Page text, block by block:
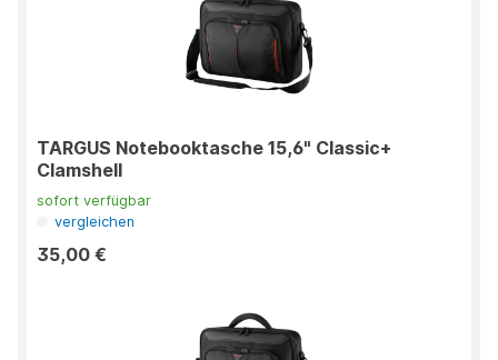
TARGUS Notebooktasche 15,6" Classic+
Clamshell
sofort verfügbar
vergleichen
35,00 €